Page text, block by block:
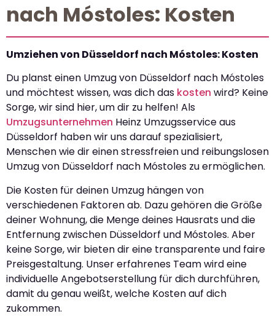
nach Móstoles: Kosten
Umziehen von Düsseldorf nach Móstoles: Kosten
Du planst einen Umzug von Düsseldorf nach Móstoles
und möchtest wissen, was dich das kosten wird? Keine
Sorge, wir sind hier, um dir zu helfen! Als
Umzugsunternehmen Heinz Umzugsservice aus
Düsseldorf haben wir uns darauf spezialisiert,
Menschen wie dir einen stressfreien und reibungslosen
Umzug von Düsseldorf nach Móstoles zu ermöglichen.
Die Kosten für deinen Umzug hängen von
verschiedenen Faktoren ab. Dazu gehören die Größe
deiner Wohnung, die Menge deines Hausrats und die
Entfernung zwischen Düsseldorf und Móstoles. Aber
keine Sorge, wir bieten dir eine transparente und faire
Preisgestaltung. Unser erfahrenes Team wird eine
individuelle Angebotserstellung für dich durchführen,
damit du genau weißt, welche Kosten auf dich
zukommen.